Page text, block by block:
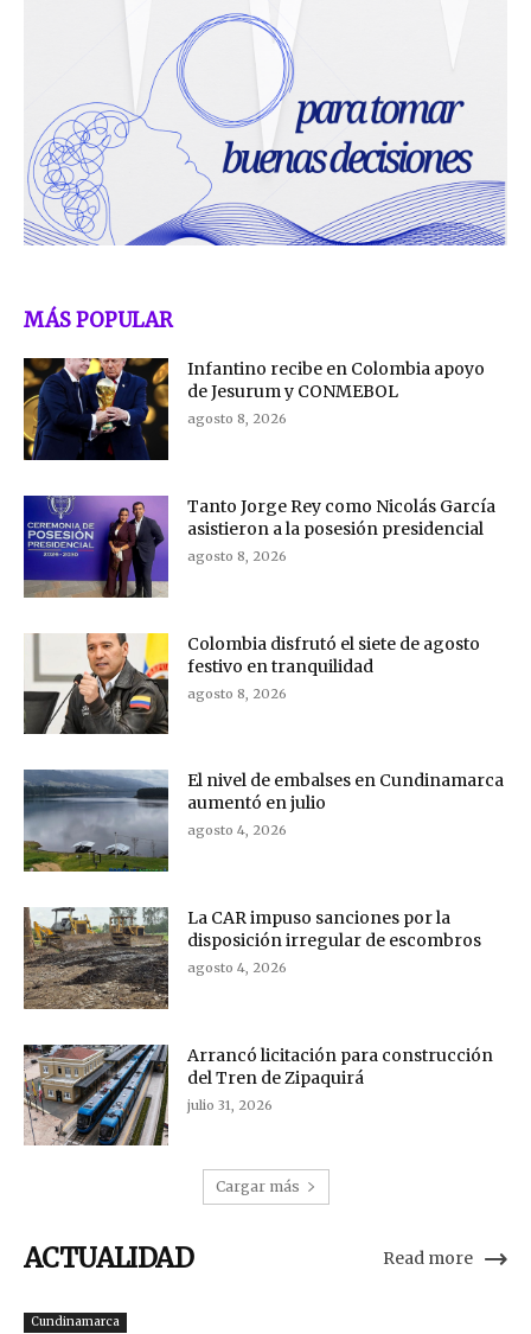
MÁS POPULAR
Infantino recibe en Colombia apoyo
de Jesurum y CONMEBOL
agosto 8, 2026
Tanto Jorge Rey como Nicolás García
asistieron a la posesión presidencial
agosto 8, 2026
Colombia disfrutó el siete de agosto
festivo en tranquilidad
agosto 8, 2026
El nivel de embalses en Cundinamarca
aumentó en julio
agosto 4, 2026
La CAR impuso sanciones por la
disposición irregular de escombros
agosto 4, 2026
Arrancó licitación para construcción
del Tren de Zipaquirá
julio 31, 2026
Cargar más
ACTUALIDAD Read more
Cundinamarca